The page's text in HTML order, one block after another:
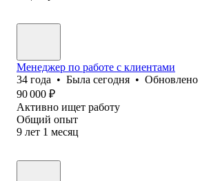
Менеджер по работе с клиентами
34 года • Была сегодня • Обновлено
90 000 ₽
Активно ищет работу
Общий опыт
9 лет 1 месяц